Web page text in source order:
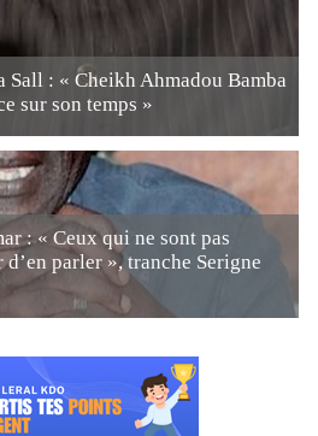
Sall : « Cheikh Ahmadou Bamba
sur son temps »
: « Ceux qui ne sont pas
parler », tranche Serigne